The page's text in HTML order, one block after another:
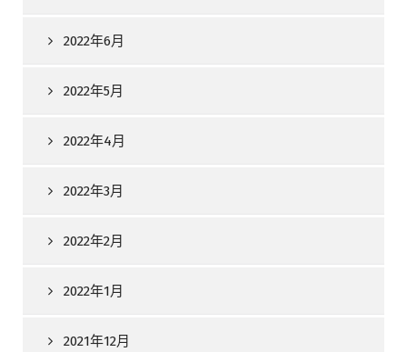
2022年6月
2022年5月
2022年4月
2022年3月
2022年2月
2022年1月
2021年12月